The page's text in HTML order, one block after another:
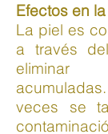
Efectos en
La piel es
a través
veces se